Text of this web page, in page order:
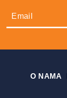
О NAMA